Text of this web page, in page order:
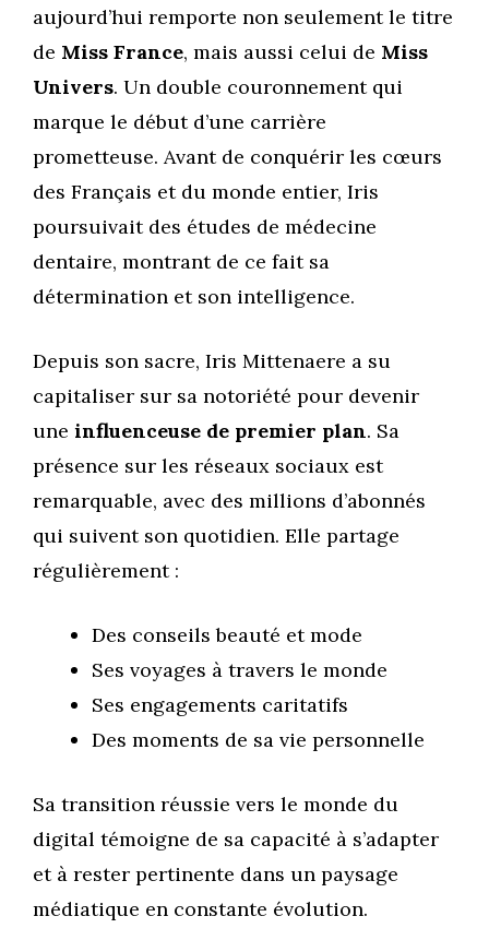
aujourd’hui remporte non seulement le titre
de Miss France, mais aussi celui de Miss
Univers. Un double couronnement qui
marque le début d’une carrière
prometteuse. Avant de conquérir les cœurs
des Français et du monde entier, Iris
poursuivait des études de médecine
dentaire, montrant de ce fait sa
détermination et son intelligence.
Depuis son sacre, Iris Mittenaere a su
capitaliser sur sa notoriété pour devenir
une influenceuse de premier plan. Sa
présence sur les réseaux sociaux est
remarquable, avec des millions d’abonnés
qui suivent son quotidien. Elle partage
régulièrement :
Des conseils beauté et mode
Ses voyages à travers le monde
Ses engagements caritatifs
Des moments de sa vie personnelle
Sa transition réussie vers le monde du
digital témoigne de sa capacité à s’adapter
et à rester pertinente dans un paysage
médiatique en constante évolution.